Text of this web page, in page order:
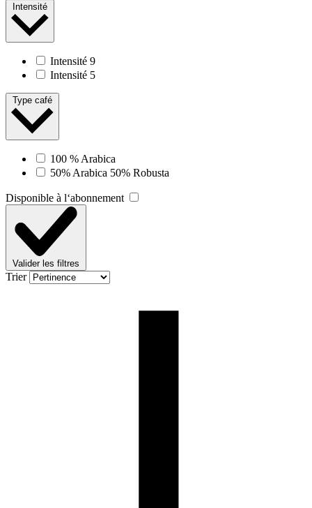
Intensité
Intensité 9
Intensité 5
Type café
100 % Arabica
50% Arabica 50% Robusta
Disponible à l‘abonnement
Valider les filtres
Trier